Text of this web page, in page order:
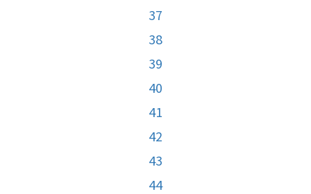
37
38
39
40
41
42
43
44